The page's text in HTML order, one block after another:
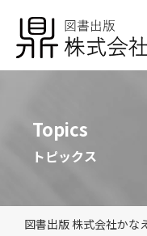
Topics
トピックス
図書出版 株式会社かな